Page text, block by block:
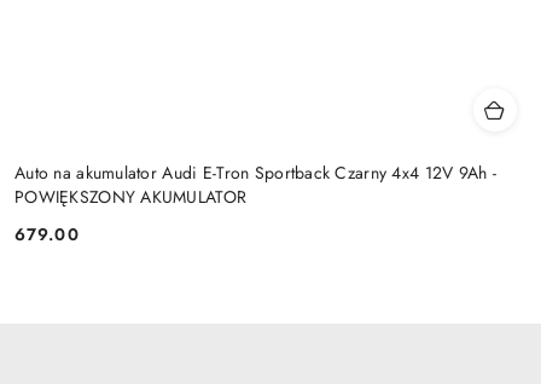
Auto na akumulator Audi E-Tron Sportback Czarny 4x4 12V 9Ah -
POWIĘKSZONY AKUMULATOR
Cena:
679.00